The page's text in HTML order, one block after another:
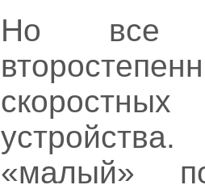
Но все
«малый»